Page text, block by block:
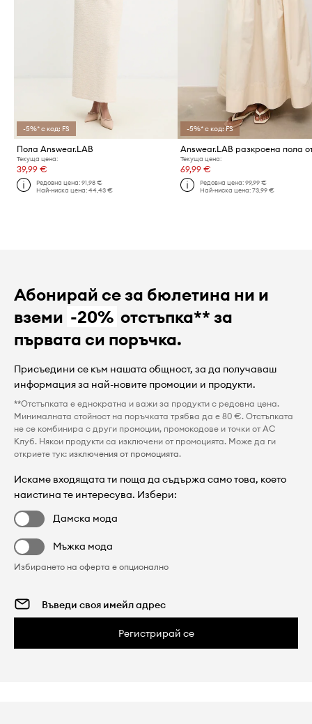
-5%* с код: FS
Пола Answear.LAB
Текуща цена:
39,99 €
Редовна цена:91,98 €
Най-ниска цена:44,43 €
-5%* с код: FS
Текуща цена:
69,99 €
Редовна цена: 99,99 €
Най-ниска цена: 73,99 €
Абонирай се за бюлетина ни и
вземи -20% отстъпка** за
първата си поръчка.
Присъедини се към нашата общност, за да получаваш
информация за най-новите промоции и продукти.
**Отстъпката е еднократна и важи за продукти с редовна цена.
Минималната стойност на поръчката трябва да е 80 €. Отстъпката
не се комбинира с други промоции, промокодове и точки от AC
Клуб. Някои продукти са изключени от промоцията. Може да ги
откриете тук: изключения от промоцията.
Искаме входящата ти поща да съдържа само това, което
наистина те интересува. Избери:
Дамска мода
Мъжка мода
Избирането на оферта е опционално
Регистрирай се